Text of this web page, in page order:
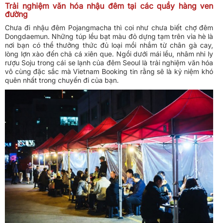
Trải nghiệm văn hóa nhậu đêm tại các quầy hàng ven
đường
Chưa đi nhậu đêm Pojangmacha thì coi như chưa biết chợ đêm
Dongdaemun. Những túp lều bạt màu đỏ dựng tạm trên vỉa hè là
nơi bạn có thể thưởng thức đủ loại mồi nhắm từ chân gà cay,
lòng lợn xào đến chả cá xiên que. Ngồi dưới mái lều, nhâm nhi ly
rượu Soju trong cái se lạnh của đêm Seoul là trải nghiệm văn hóa
vô cùng đặc sắc mà Vietnam Booking tin rằng sẽ là kỷ niệm khó
quên nhất trong chuyến đi của bạn.